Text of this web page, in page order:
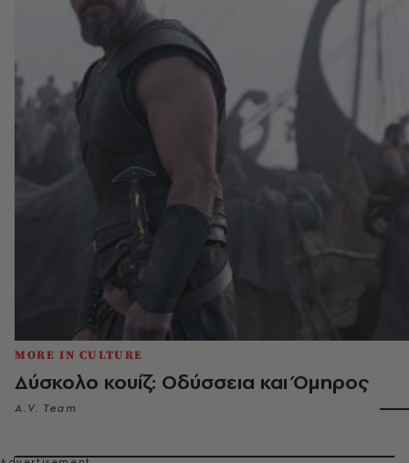
MORE IN CULTURE
Δύσκολο κουίζ: Οδύσσεια και Όμηρος
A.V. Team